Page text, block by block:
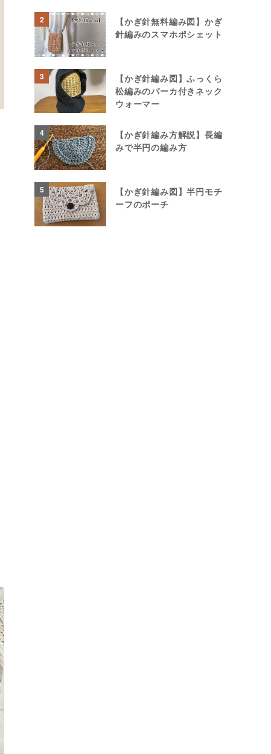
2
【かぎ針無料編み図】かぎ
針編みのスマホポシェット
3
【かぎ針編み図】ふっくら
松編みのパーカ付きネック
ウォーマー
4
【かぎ針編み方解説】長編
みで半円の編み方
5
【かぎ針編み図】半円モチ
ーフのポーチ